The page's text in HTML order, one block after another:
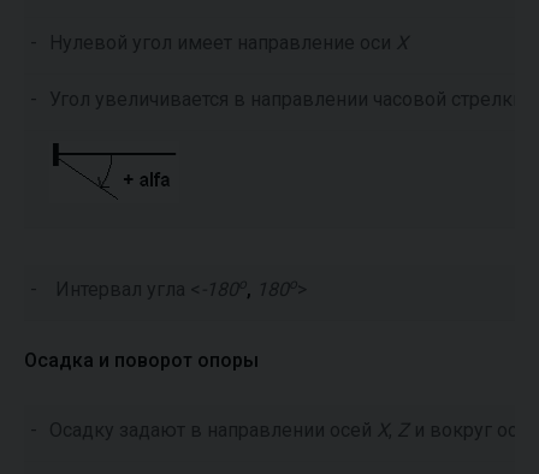
- Нулевой угол имеет направление оси X
- Угол увеличивается в направлении часовой стрелки
- Интервал угла < -180o , 180o >
Осадка и поворот опоры
- Осадку задают в направлении осей X, Zи вокруг оси